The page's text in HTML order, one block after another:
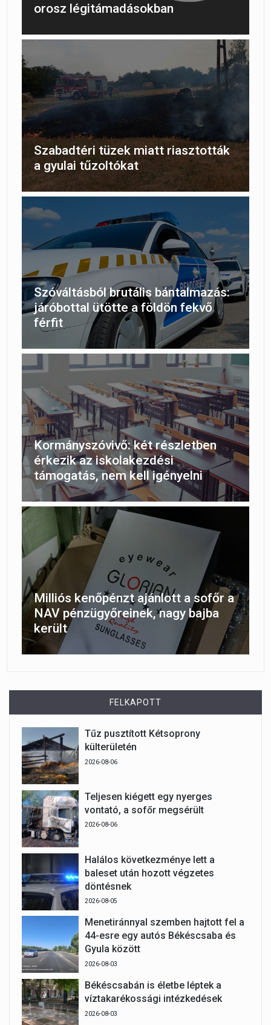
orosz légitámadásokban
Szabadtéri tüzek miatt riasztották
a gyulai tűzoltókat
Szóváltásból brutális bántalmazás:
járóbottal ütötte a földön fekvő
férfit
Kormányszóvivő: két részletben
érkezik az iskolakezdési
támogatás, nem kell igényelni
Milliós kenőpénzt ajánlott a sofőr a
NAV pénzügyőreinek, nagy bajba
került
FELKAPOTT
Tűz pusztított Kétsoprony
külterületén
2026-08-06
Teljesen kiégett egy nyerges
vontató, a sofőr megsérült
2026-08-06
Halálos következménye lett a
baleset után hozott végzetes
döntésnek
2026-08-05
Menetiránnyal szemben hajtott fel a
44-esre egy autós Békéscsaba és
Gyula között
2026-08-03
Békéscsabán is életbe léptek a
víztakarékossági intézkedések
2026-08-03